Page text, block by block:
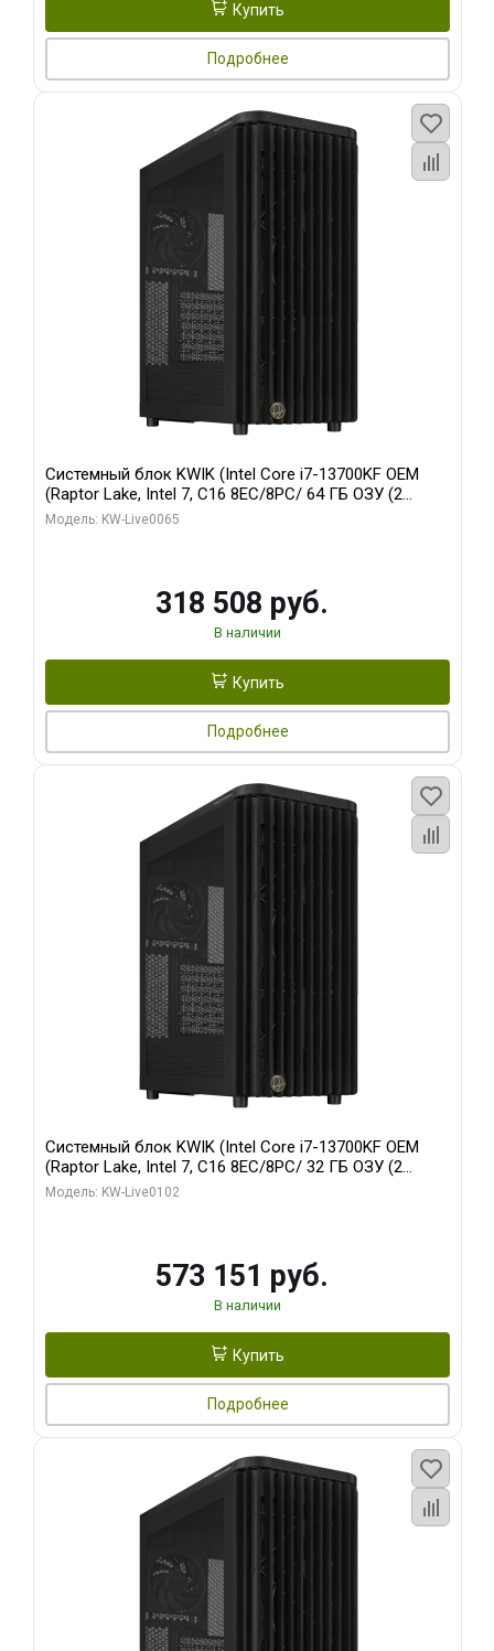
Купить
Подробнее
Системный блок KWIK (Intel Core i7-13700KF OEM
(Raptor Lake, Intel 7, C16 8EC/8PC/ 64 ГБ ОЗУ (2
модуля)/ ASUS RTX5080 PROART OC 16GB GDDR7
Модель: KW-Live0065
318 508 руб.
В наличии
Купить
Подробнее
Системный блок KWIK (Intel Core i7-13700KF OEM
(Raptor Lake, Intel 7, C16 8EC/8PC/ 32 ГБ ОЗУ (2
модуля)/ Afox RTX4090 24GB GDDR6X 384-Bit 3xDP
Модель: KW-Live0102
573 151 руб.
В наличии
Купить
Подробнее